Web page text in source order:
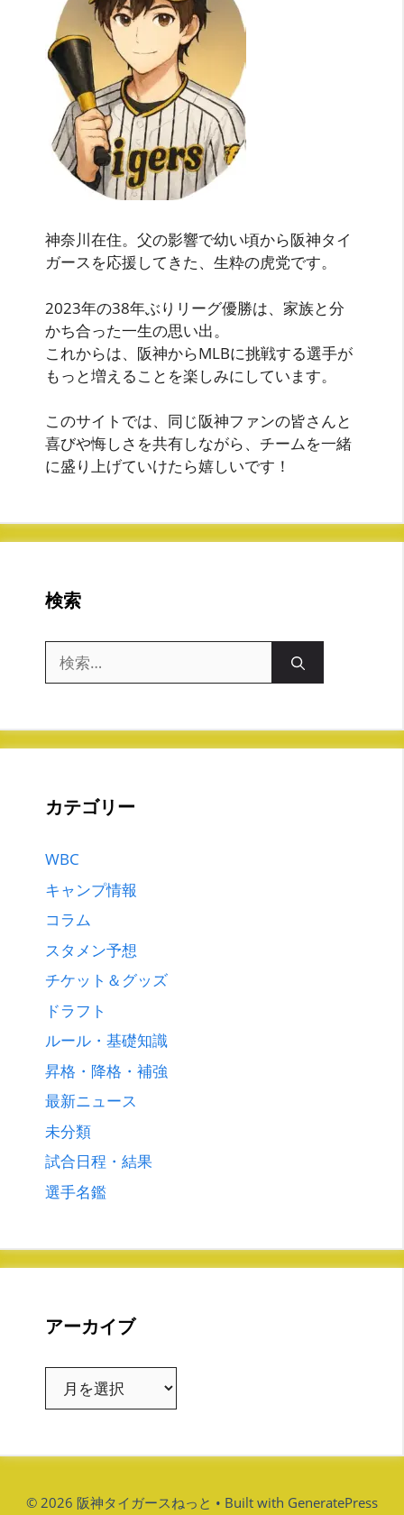
神奈川在住。父の影響で幼い頃から阪神タイ
ガースを応援してきた、生粋の虎党です。
2023年の38年ぶりリーグ優勝は、家族と分
かち合った一生の思い出。
これからは、阪神からMLBに挑戦する選手が
もっと増えることを楽しみにしています。
このサイトでは、同じ阪神ファンの皆さんと
喜びや悔しさを共有しながら、チームを一緒
に盛り上げていけたら嬉しいです！
検索
索:
カテゴリー
WBC
キャンプ情報
コラム
スタメン予想
チケット＆グッズ
ドラフト
ルール・基礎知識
昇格・降格・補強
最新ニュース
未分類
試合日程・結果
選手名鑑
アーカイブ
© 2026 阪神タイガースねっと • Built with GeneratePress